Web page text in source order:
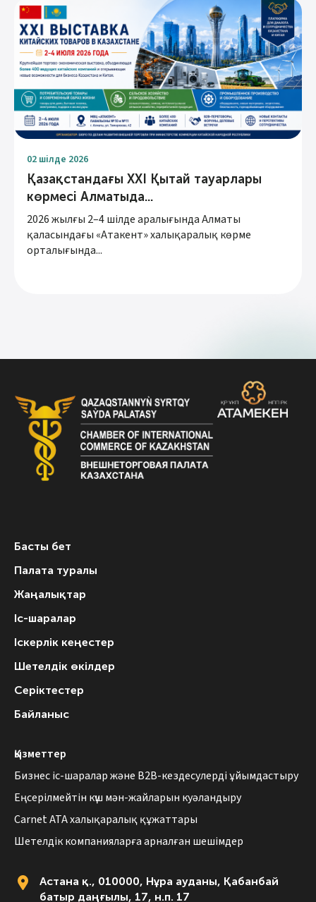
02 шілде 2026
Қазақстандағы XXI Қытай тауарлары
көрмесі Алматыда...
2026 жылғы 2–4 шілде аралығында Алматы
қаласындағы «Атакент» халықаралық көрме
орталығында...
Басты бет
Палата туралы
Жаңалықтар
Іс-шаралар
Іскерлік кеңестер
Шетелдік өкілдер
Серіктестер
Байланыс
Қызметтер
Бизнес іс-шаралар және B2B-кездесулерді ұйымдастыру
Еңсерілмейтін күш мән-жайларын куәландыру
Carnet АТА халықаралық құжаттары
Шетелдік компанияларға арналған шешімдер
Астана қ., 010000, Нұра ауданы, Қабанбай
батыр даңғылы, 17, н.п. 17